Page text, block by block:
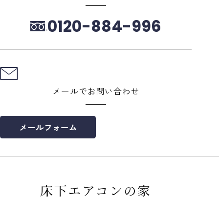
0120-884-996
メールでお問い合わせ
メールフォーム
床下エアコンの家